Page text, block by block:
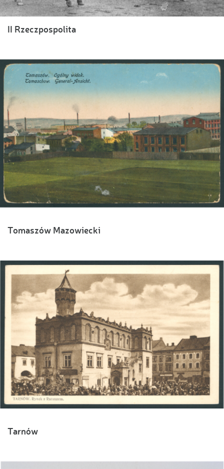
II Rzeczpospolita
Tomaszów Mazowiecki
Tarnów